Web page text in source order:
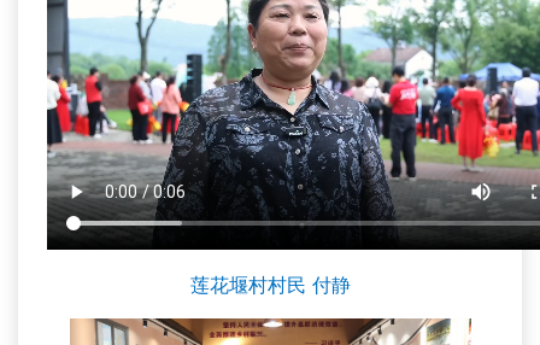
莲花堰村村民 付静